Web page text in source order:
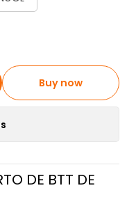
Buy now
DE BTT DE